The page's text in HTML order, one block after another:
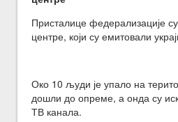
Присталице федерализације
центре, који су емитовали
Око 10 људи је упало на
дошли до опреме, а онда су
ТВ канала.